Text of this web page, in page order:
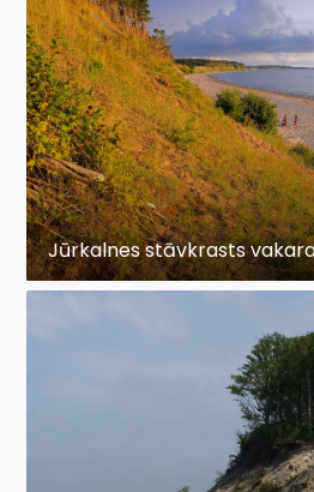
Jūrkalnes stāvkrasts